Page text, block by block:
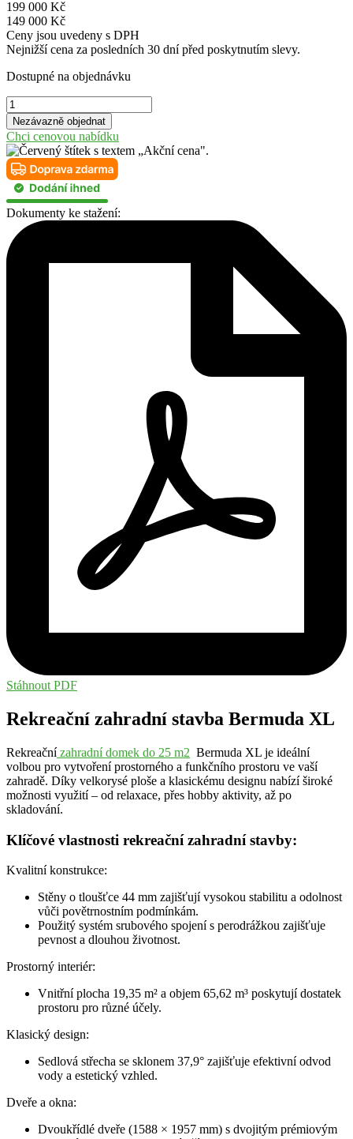
199 000 Kč
149 000 Kč
Ceny jsou uvedeny s DPH
Nejnižší cena za posledních 30 dní před poskytnutím slevy.
Dostupné na objednávku
Rekreační
zahradní
stavba
Bermuda
XL
množství
Nezávazně objednat
Chci cenovou nabídku
Dokumenty ke stažení:
Stáhnout PDF
Rekreační zahradní stavba Bermuda XL
Rekreačnízahradní domek do 25 m2 Bermuda XL je ideální
volbou pro vytvoření prostorného a funkčního prostoru ve vaší
zahradě. Díky velkorysé ploše a klasickému designu nabízí široké
možnosti využití – od relaxace, přes hobby aktivity, až po
skladování.
Klíčové vlastnosti rekreační zahradní stavby:
Kvalitní konstrukce:
Stěny o tloušťce 44 mm zajišťují vysokou stabilitu a odolnost
vůči povětrnostním podmínkám.
Použitý systém srubového spojení s perodrážkou zajišťuje
pevnost a dlouhou životnost.
Prostorný interiér:
Vnitřní plocha 19,35 m² a objem 65,62 m³ poskytují dostatek
prostoru pro různé účely.
Klasický design:
Sedlová střecha se sklonem 37,9° zajišťuje efektivní odvod
vody a estetický vzhled.
Dveře a okna:
Dvoukřídlé dveře (1588 × 1957 mm) s dvojitým prémiovým